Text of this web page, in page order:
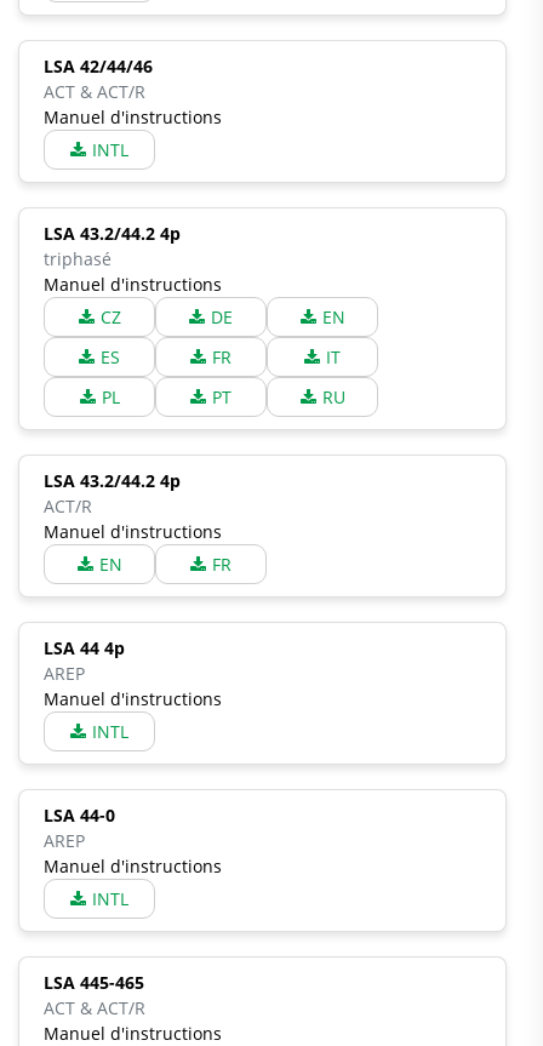
LSA 42/44/46
ACT & ACT/R
Manuel d'instructions
INTL
LSA 43.2/44.2 4p
triphasé
Manuel d'instructions
CZ
DE
EN
ES
FR
IT
PL
PT RU
LSA 43.2/44.2 4p
ACT/R
Manuel d'instructions
EN
FR
LSA 44 4p
AREP
Manuel d'instructions
INTL
LSA 44-0
AREP
Manuel d'instructions
INTL
LSA 445-465
ACT & ACT/R
Manuel d'instructions